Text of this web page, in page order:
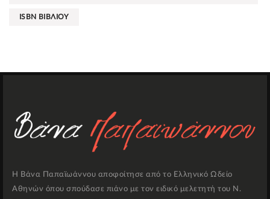
ISBN ΒΙΒΛΙΟΥ
Η Βάνα Παπαϊωάννου αποφοίτησε από το Ελληνικό Ωδείο
Αθηνών όπου σπούδασε πιάνο με τον ειδικό μελετητή του Ν.